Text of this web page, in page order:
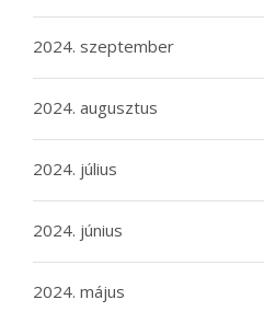
2024. szeptember
2024. augusztus
2024. július
2024. június
2024. május